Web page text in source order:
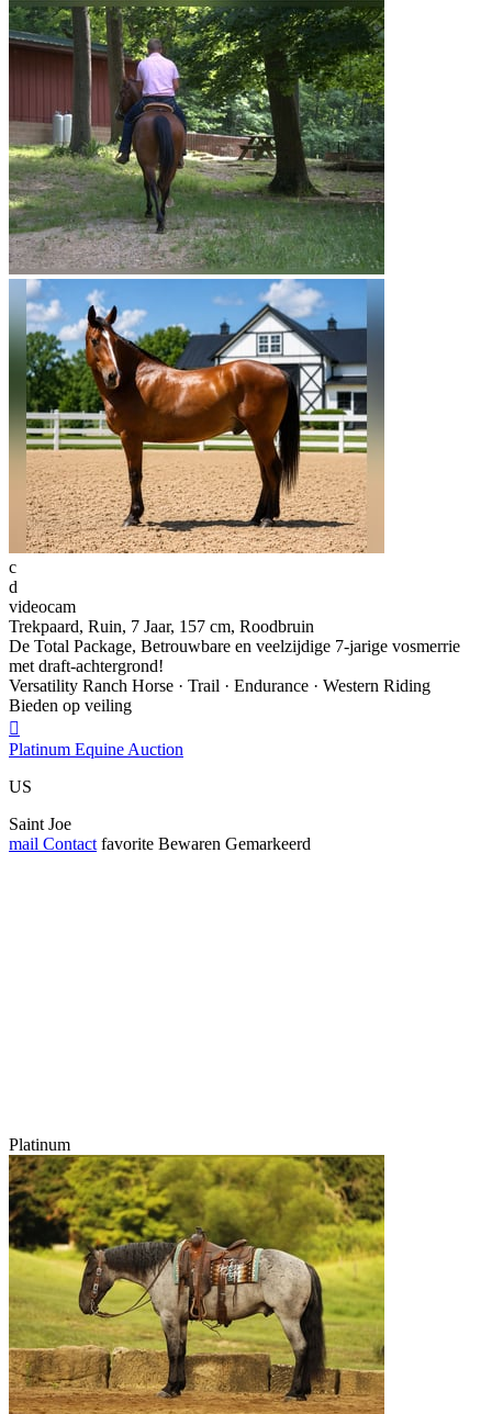
c
d
videocam
Trekpaard, Ruin, 7 Jaar, 157 cm, Roodbruin
De Total Package, Betrouwbare en veelzijdige 7-jarige vosmerrie
met draft-achtergrond!
Versatility Ranch Horse · Trail · Endurance · Western Riding
Bieden op veiling

Platinum Equine Auction
US
Saint Joe
mail Contact favorite Bewaren Gemarkeerd
Platinum